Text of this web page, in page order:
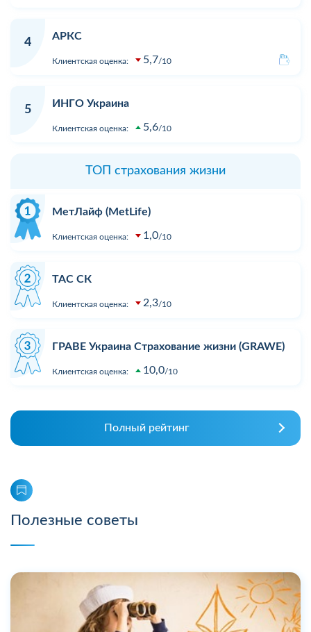
4
АРКС
Клиентская оценка: 5,7 10
5
ИНГО Украина
Клиентская оценка: 5,6 10
ТОП страхования жизни
МетЛайф (MetLife)
Клиентская оценка: 1,0 10
ТАС СК
Клиентская оценка: 2,3 10
ГРАВЕ Украина Страхование жизни (GRAWE)
Клиентская оценка: 10,0 10
Полный рейтинг
Полезные советы